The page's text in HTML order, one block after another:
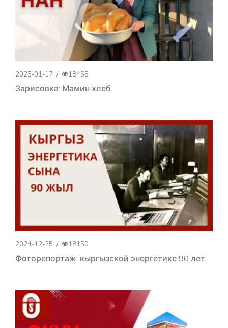
2025-01-17 / 18455
Зарисовка: Мамин хлеб
2024-12-25 / 18150
Фоторепортаж: кыргызской энергетике 90 лет